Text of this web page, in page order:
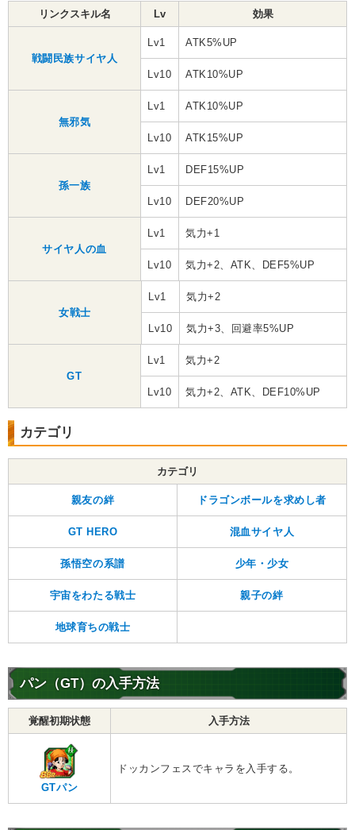
リンクスキル名 Lv 効果
戦闘民族サイヤ人
Lv1 ATK5%UP
Lv10 ATK10%UP
無邪気
Lv1 ATK10%UP
Lv10 ATK15%UP
孫一族
Lv1 DEF15%UP
Lv10 DEF20%UP
サイヤ人の血
Lv1 気力+1
Lv10 気力+2、ATK、DEF5%UP
女戦士
Lv1 気力+2
Lv10 気力+3、回避率5%UP
GT
Lv1 気力+2
Lv10 気力+2、ATK、DEF10%UP
カテゴリ
カテゴリ
親友の絆 ドラゴンボールを求めし者
GT HERO 混血サイヤ人
孫悟空の系譜 少年・少女
宇宙をわたる戦士 親子の絆
地球育ちの戦士
パン（GT）の入手方法
覚醒初期状態 入手方法
GTパン
ドッカンフェスでキャラを入手する。